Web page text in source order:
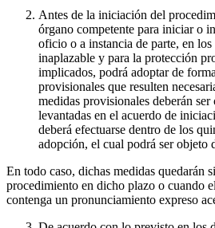
Antes de la iniciación del
órgano competente para iniciar o
oficio o a instancia de parte, en los
inaplazable y para la protección
implicados, podrá adoptar de
provisionales que resulten
medidas provisionales deberán
levantadas en el acuerdo de
deberá efectuarse dentro de los
adopción, el cual podrá ser objeto
En todo caso, dichas medidas quedarán
procedimiento en dicho plazo o cuando
contenga un pronunciamiento expreso